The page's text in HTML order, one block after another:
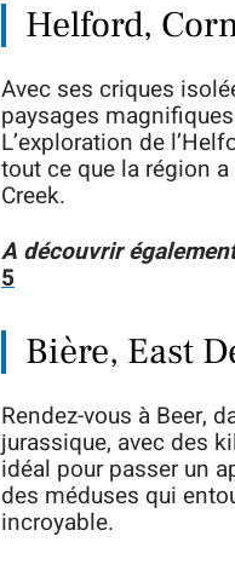
Helford,
Avec ses criques
paysages
L’exploration de
tout ce que la région
Creek.
A découvrir
5
Bière, East
Rendez-vous à Beer,
jurassique, avec des
idéal pour passer un
des méduses qui
incroyable.